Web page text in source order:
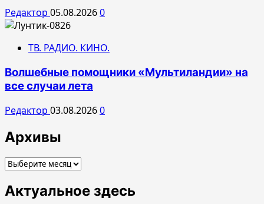
Редактор 05.08.20260
ТВ. РАДИО. КИНО.
Волшебные помощники «Мультиландии» на
все случаи лета
Редактор 03.08.20260
Архивы
Архивы
Актуальное здесь